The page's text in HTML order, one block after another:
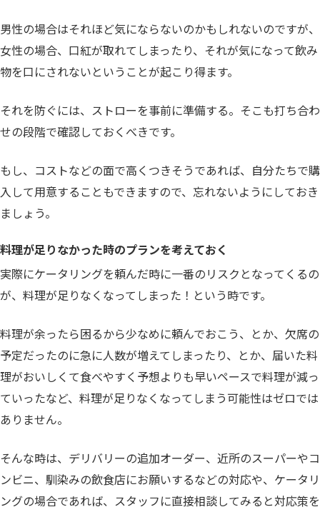
男性の場合はそれほど気にならないのかもしれないのですが、
女性の場合、口紅が取れてしまったり、それが気になって飲み
物を口にされないということが起こり得ます。
それを防ぐには、ストローを事前に準備する。そこも打ち合わ
せの段階で確認しておくべきです。
もし、コストなどの面で高くつきそうであれば、自分たちで購
入して用意することもできますので、忘れないようにしておき
ましょう。
料理が足りなかった時のプランを考えておく
実際にケータリングを頼んだ時に一番のリスクとなってくるの
が、料理が足りなくなってしまった！という時です。
料理が余ったら困るから少なめに頼んでおこう、とか、欠席の
予定だったのに急に人数が増えてしまったり、とか、届いた料
理がおいしくて食べやすく予想よりも早いペースで料理が減っ
ていったなど、料理が足りなくなってしまう可能性はゼロでは
ありません。
そんな時は、デリバリーの追加オーダー、近所のスーパーやコ
ンビニ、馴染みの飲食店にお願いするなどの対応や、ケータリ
ングの場合であれば、スタッフに直接相談してみると対応策を